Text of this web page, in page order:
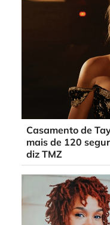
Casamento de
mais de 120
diz TMZ